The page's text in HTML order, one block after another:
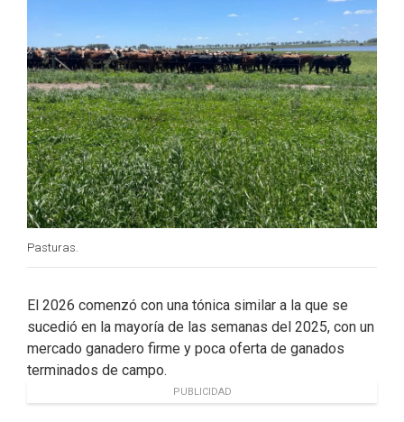
Pasturas.
El 2026 comenzó con una tónica similar a la que se
sucedió en la mayoría de las semanas del 2025, con un
mercado ganadero firme y poca oferta de ganados
terminados de campo.
PUBLICIDAD